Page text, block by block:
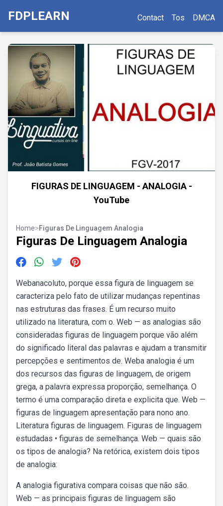
FDPLEARN Contact Tos DMCA
FIGURAS DE LINGUAGEM - ANALOGIA -
YouTube
Home>Figuras De Linguagem Analogia
Figuras De Linguagem Analogia
Webanacoluto, porque essa figura de linguagem se
caracteriza pelo fato de utilizar mudanças repentinas
nas estruturas das frases. É um recurso muito
utilizado na literatura, com o. Web — as analogias são
consideradas figuras de linguagem porque vão além
do significado literal das palavras e ajudam a transmitir
percepções e sentimentos de. Weba analogia é um
dos recursos das figuras de linguagem, de origem
grega, a palavra expressa proporção, semelhança. O
termo é uma comparação direta e explicita que. Web —
figuras de linguagem apresentação para nono ano.
Literatura figuras de linguagem. Figuras de linguagem
estudadas • figuras de semelhança. Web — quais são
os tipos de analogia? Na retórica, existem dois tipos
de analogia:
A analogia figurativa compara coisas que não são.
Web — as principais figuras de linguagem são